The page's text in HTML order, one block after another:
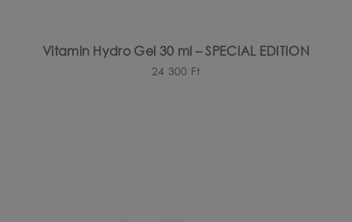
Vitamin Hydro Gel 30 ml – SPECIAL EDITION
24 300 Ft